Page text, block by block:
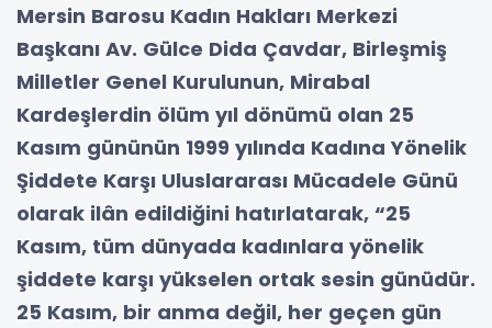
Mersin Barosu Kadın Hakları Merkezi
Başkanı Av. Gülce Dida Çavdar, Birleşmiş
Milletler Genel Kurulunun, Mirabal
Kardeşlerdin ölüm yıl dönümü olan 25
Kasım gününün 1999 yılında Kadına Yönelik
Şiddete Karşı Uluslararası Mücadele Günü
olarak ilân edildiğini hatırlatarak, “25
Kasım, tüm dünyada kadınlara yönelik
şiddete karşı yükselen ortak sesin günüdür.
25 Kasım, bir anma değil, her geçen gün